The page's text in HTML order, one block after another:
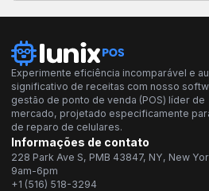
Experimente eficiência incomparável e
significativo de receitas com nosso
gestão de ponto de venda (POS) líder de
mercado, projetado especificamente
de reparo de celulares.
Informações de contato
228 Park Ave S, PMB 43847, NY, New
9am-6pm
+1 (516) 518-3294